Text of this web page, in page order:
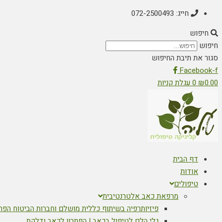
חייג: 072-2500493
חיפוש
חיפוש
סגור את תיבת החיפוש
Facebook-f
₪0.00
0 עגלת קניות
דף הבית
אודות
טיפולים
מרפאת כאב אלטרנטיבית
פיזיותרפיה בשיתוף כללית מושלם וחברות הביטוח